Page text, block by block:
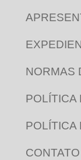
NORMAS
POLÍTICA
POLÍTICA
CONTATO